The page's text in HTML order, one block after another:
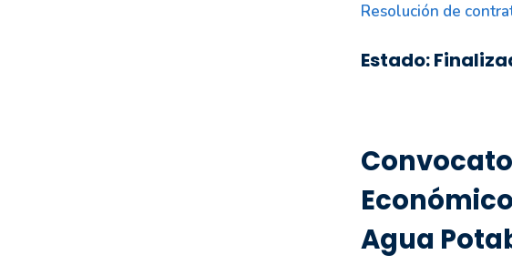
Resolución de
Estado:
Agua